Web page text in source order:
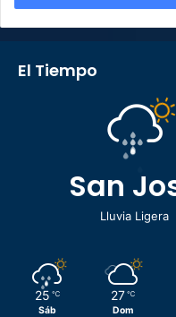
El Tiempo
San
Lluvia Ligera
25 ℃
Sáb
27 ℃
Dom